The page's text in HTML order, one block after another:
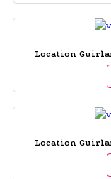
Location
Location